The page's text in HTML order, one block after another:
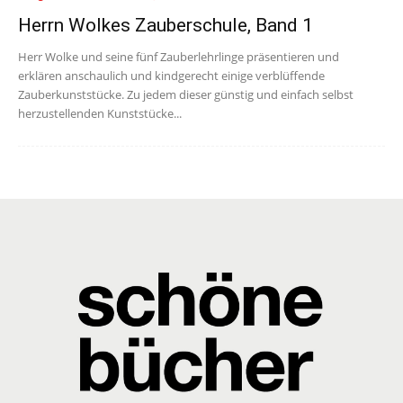
Herrn Wolkes Zauberschule, Band 1
Herr Wolke und seine fünf Zauberlehrlinge präsentieren und
erklären anschaulich und kindgerecht einige verblüffende
Zauberkunststücke. Zu jedem dieser günstig und einfach selbst
herzustellenden Kunststücke...